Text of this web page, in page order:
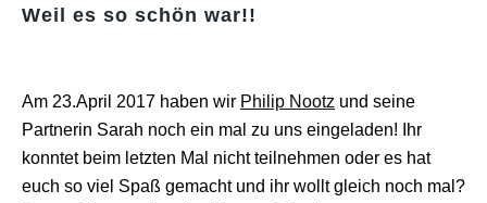
Weil es so schön war!!
Am 23.April 2017 haben wir Philip Nootz und seine
Partnerin Sarah noch ein mal zu uns eingeladen! Ihr
konntet beim letzten Mal nicht teilnehmen oder es hat
euch so viel Spaß gemacht und ihr wollt gleich noch mal?